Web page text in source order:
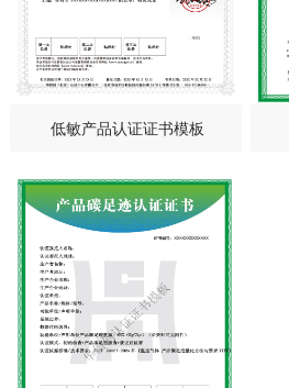
低敏产品认证证书模板